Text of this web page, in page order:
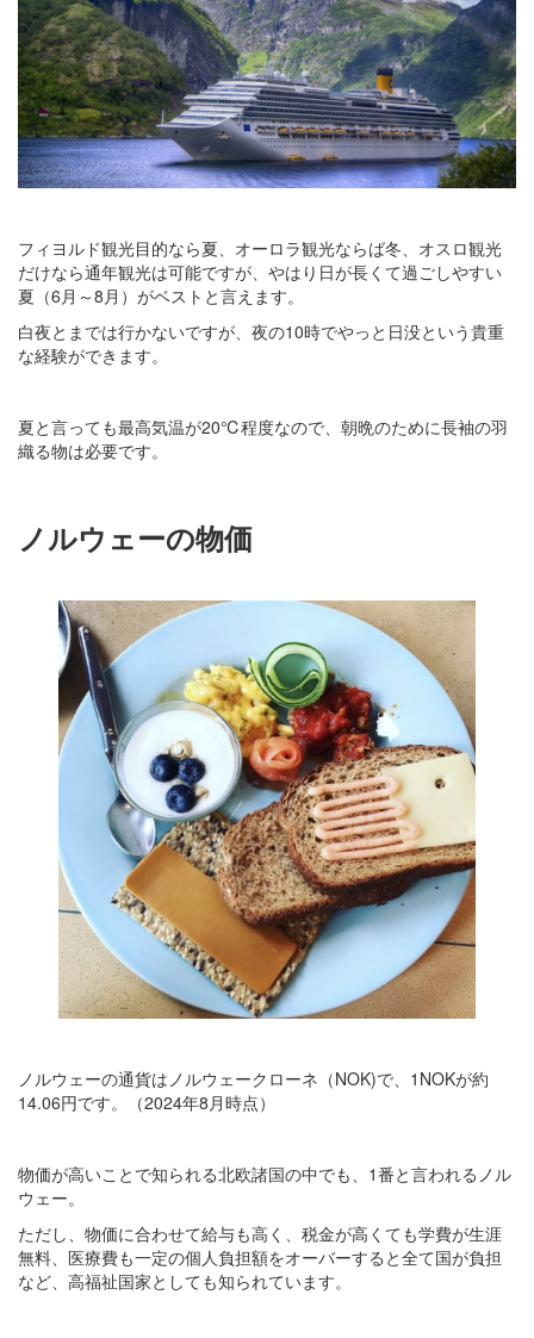
フィヨルド観光目的なら夏、オーロラ観光ならば冬、オスロ観光
だけなら通年観光は可能ですが、やはり日が長くて過ごしやすい
夏（6月～8月）がベストと言えます。
白夜とまでは行かないですが、夜の10時でやっと日没という貴重
な経験ができます。
夏と言っても最高気温が20℃程度なので、朝晩のために長袖の羽
織る物は必要です。
ノルウェーの物価
ノルウェーの通貨はノルウェークローネ（NOK)で、1NOKが約
14.06円です。（2024年8月時点）
物価が高いことで知られる北欧諸国の中でも、1番と言われるノル
ウェー。
ただし、物価に合わせて給与も高く、税金が高くても学費が生涯
無料、医療費も一定の個人負担額をオーバーすると全て国が負担
など、高福祉国家としても知られています。